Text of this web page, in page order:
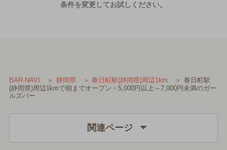
条件を変更してお試しください。
BAR-NAVI 静岡県 春日町駅(静岡県)周辺1km
春日町駅
(静岡県)周辺1kmで朝までオープン・5,000円以上～7,000円未満のガー
ルズバー
関連ページ